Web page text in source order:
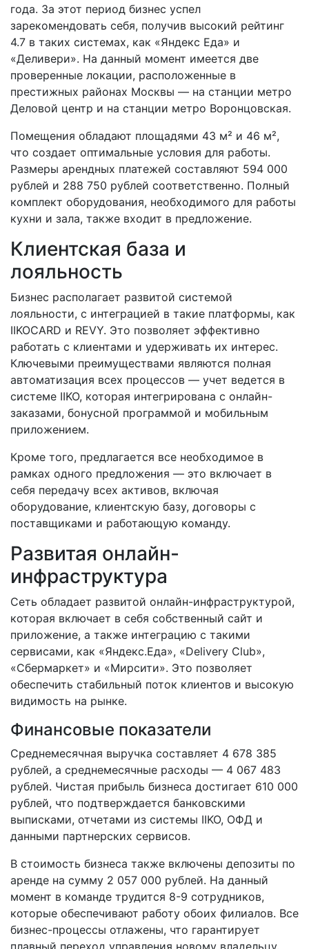
года. За этот период бизнес успел
зарекомендовать себя, получив высокий рейтинг
4.7 в таких системах, как «Яндекс Еда» и
«Деливери». На данный момент имеется две
проверенные локации, расположенные в
престижных районах Москвы — на станции метро
Деловой центр и на станции метро Воронцовская.
Помещения обладают площадями 43 м² и 46 м²,
что создает оптимальные условия для работы.
Размеры арендных платежей составляют 594 000
рублей и 288 750 рублей соответственно. Полный
комплект оборудования, необходимого для работы
кухни и зала, также входит в предложение.
Клиентская база и
лояльность
Бизнес располагает развитой системой
лояльности, с интеграцией в такие платформы, как
IIKOCARD и REVY. Это позволяет эффективно
работать с клиентами и удерживать их интерес.
Ключевыми преимуществами являются полная
автоматизация всех процессов — учет ведется в
системе IIKO, которая интегрирована с онлайн-
заказами, бонусной программой и мобильным
приложением.
Кроме того, предлагается все необходимое в
рамках одного предложения — это включает в
себя передачу всех активов, включая
оборудование, клиентскую базу, договоры с
поставщиками и работающую команду.
Развитая онлайн-
инфраструктура
Сеть обладает развитой онлайн-инфраструктурой,
которая включает в себя собственный сайт и
приложение, а также интеграцию с такими
сервисами, как «Яндекс.Еда», «Delivery Club»,
«Сбермаркет» и «Мирсити». Это позволяет
обеспечить стабильный поток клиентов и высокую
видимость на рынке.
Финансовые показатели
Среднемесячная выручка составляет 4 678 385
рублей, а среднемесячные расходы — 4 067 483
рублей. Чистая прибыль бизнеса достигает 610 000
рублей, что подтверждается банковскими
выписками, отчетами из системы IIKO, ОФД и
данными партнерских сервисов.
В стоимость бизнеса также включены депозиты по
аренде на сумму 2 057 000 рублей. На данный
момент в команде трудится 8-9 сотрудников,
которые обеспечивают работу обоих филиалов. Все
бизнес-процессы отлажены, что гарантирует
плавный переход управления новому владельцу.